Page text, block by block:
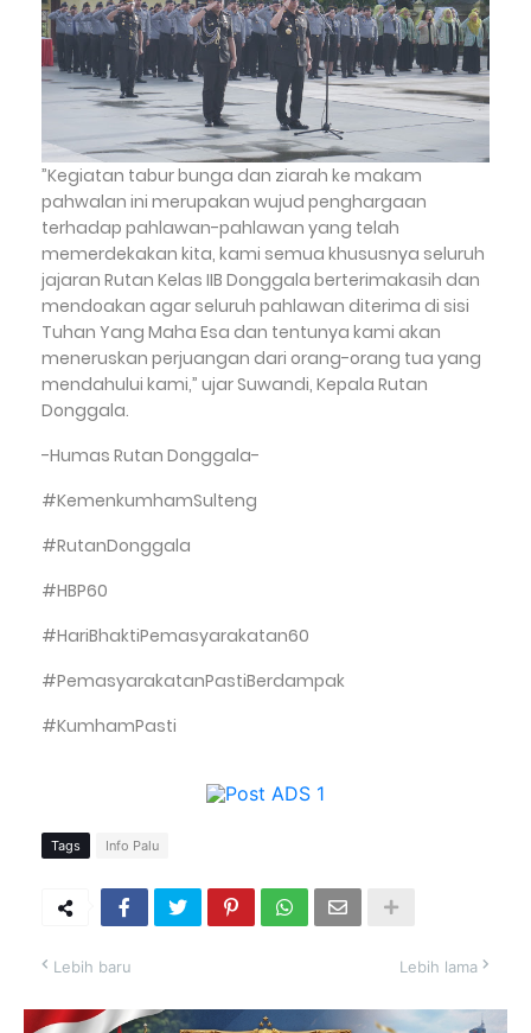
”Kegiatan tabur bunga dan ziarah ke makam
pahwalan ini merupakan wujud penghargaan
terhadap pahlawan-pahlawan yang telah
memerdekakan kita, kami semua khususnya seluruh
jajaran Rutan Kelas IIB Donggala berterimakasih dan
mendoakan agar seluruh pahlawan diterima di sisi
Tuhan Yang Maha Esa dan tentunya kami akan
meneruskan perjuangan dari orang-orang tua yang
mendahului kami,” ujar Suwandi, Kepala Rutan
Donggala.
-Humas Rutan Donggala-
#KemenkumhamSulteng
#RutanDonggala
#HBP60
#HariBhaktiPemasyarakatan60
#PemasyarakatanPastiBerdampak
#KumhamPasti
Tags Info Palu
Lebih baru Lebih lama